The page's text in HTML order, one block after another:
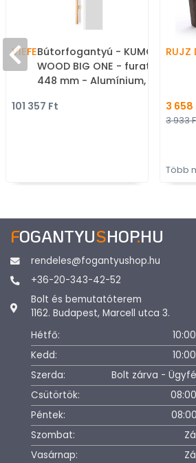
VIEFEBútorfogantyú - KUMO
WOOD BIG ONE - furattáv
448 mm - Alumínium, Fa
bútorfogantyú
101 357 Ft
RUJZ
3
3 933
Több
FOGANTYUSHOP.HU
rendeles@fogantyushop.hu
+36-20-343-42-52
Bolt és bemutatóterem
1162. Budapest, Marcell utca 3.
Hétfő:
Kedd:
Szerda:
Bolt zárva -
Csütörtök:
Péntek:
Szombat:
Vasárnap: